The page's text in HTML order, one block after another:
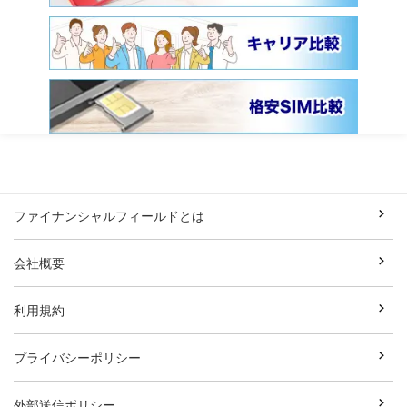
ファイナンシャルフィールドとは
会社概要
利用規約
プライバシーポリシー
外部送信ポリシー